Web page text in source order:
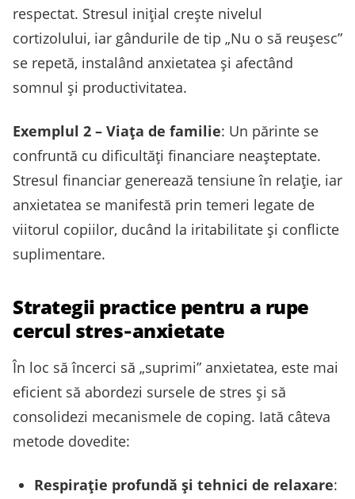
respectat. Stresul inițial crește nivelul
cortizolului, iar gândurile de tip „Nu o să reușesc”
se repetă, instalând anxietatea și afectând
somnul și productivitatea.
Exemplul 2 – Viața de familie: Un părinte se
confruntă cu dificultăți financiare neașteptate.
Stresul financiar generează tensiune în relație, iar
anxietatea se manifestă prin temeri legate de
viitorul copiilor, ducând la iritabilitate și conflicte
suplimentare.
Strategii practice pentru a rupe
cercul stres‑anxietate
În loc să încerci să „suprimi” anxietatea, este mai
eficient să abordezi sursele de stres și să
consolidezi mecanismele de coping. Iată câteva
metode dovedite:
Respirație profundă și tehnici de relaxare: